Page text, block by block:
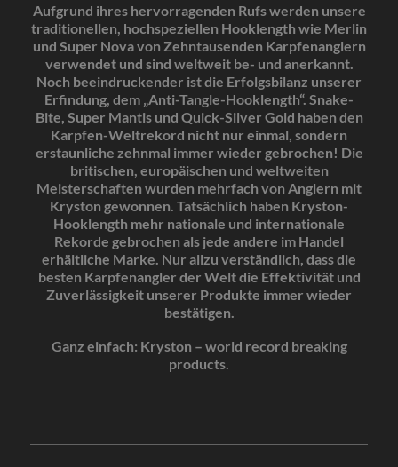
Aufgrund ihres hervorragenden Rufs werden unsere
traditionellen, hochspeziellen Hooklength wie Merlin
und Super Nova von Zehntausenden Karpfenanglern
verwendet und sind weltweit be- und anerkannt.
Noch beeindruckender ist die Erfolgsbilanz unserer
Erfindung, dem „Anti-Tangle-Hooklength“. Snake-
Bite, Super Mantis und Quick-Silver Gold haben den
Karpfen-Weltrekord nicht nur einmal, sondern
erstaunliche zehnmal immer wieder gebrochen! Die
britischen, europäischen und weltweiten
Meisterschaften wurden mehrfach von Anglern mit
Kryston gewonnen. Tatsächlich haben Kryston-
Hooklength mehr nationale und internationale
Rekorde gebrochen als jede andere im Handel
erhältliche Marke. Nur allzu verständlich, dass die
besten Karpfenangler der Welt die Effektivität und
Zuverlässigkeit unserer Produkte immer wieder
bestätigen.
Ganz einfach: Kryston – world record breaking
products.